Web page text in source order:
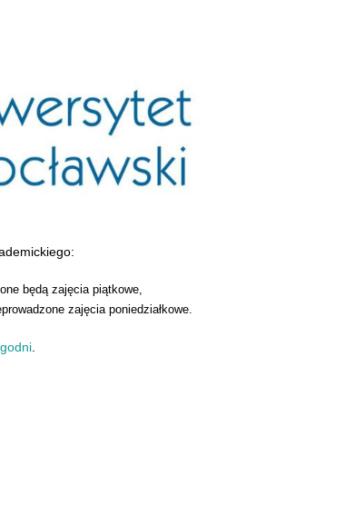
będą zajęcia piątkowe,
zajęcia poniedziałkowe.
.